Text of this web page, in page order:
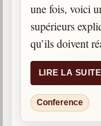
une fois, voici
supérieurs
qu’ils doivent
prononcés par
LIRE LA SUITE
Conference